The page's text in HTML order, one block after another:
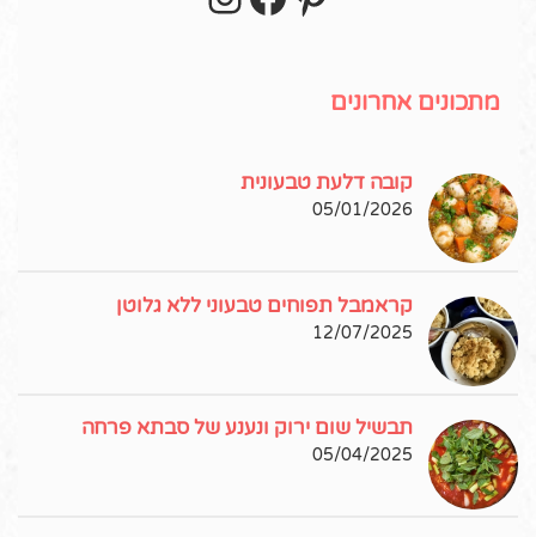
מתכונים אחרונים
קובה דלעת טבעונית
05/01/2026
קראמבל תפוחים טבעוני ללא גלוטן
12/07/2025
תבשיל שום ירוק ונענע של סבתא פרחה
05/04/2025